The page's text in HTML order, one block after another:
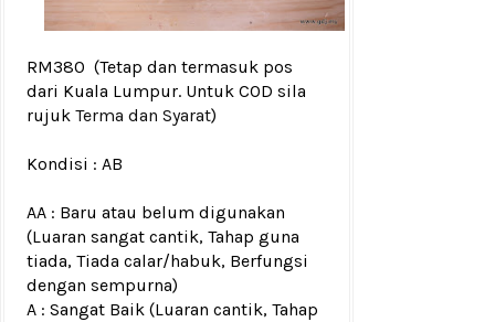
RM380 (Tetap dan termasuk pos
dari Kuala Lumpur. Untuk COD sila
rujuk Terma dan Syarat)
Kondisi : AB
AA : Baru atau belum digunakan
(Luaran sangat cantik, Tahap guna
tiada, Tiada calar/habuk, Berfungsi
dengan sempurna)
A : Sangat Baik (Luaran cantik, Tahap